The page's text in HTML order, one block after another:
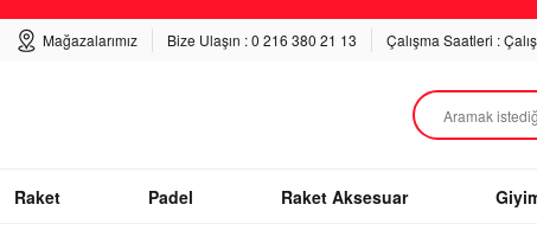
Mağazalarımız Bize Ulaşın : 0 216 380 21 13 Çalışma Saatleri :
Raket Padel Raket Aksesuar